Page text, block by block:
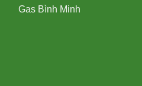
Gas Bình Minh